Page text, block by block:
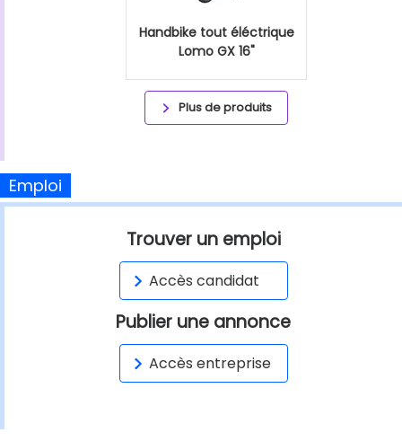
Handbike tout éléctrique
Lomo GX 16"
Plus de produits
Emploi
Trouver un emploi
Accès candidat
Publier une annonce
Accès entreprise